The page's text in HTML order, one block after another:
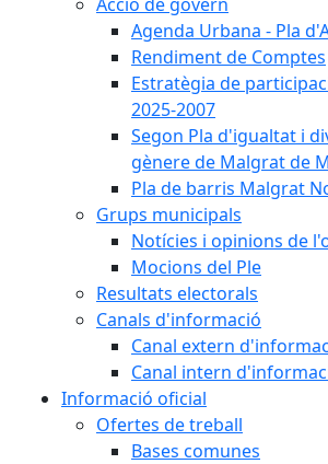
Agenda Urbana - Pla
Rendiment de Comptes
Estratègia de
2025-2007
Segon Pla d'igualtat i
gènere de Malgrat de
Pla de barris Malgrat
Grups municipals
Notícies i opinions de
Mocions del Ple
Resultats electorals
Canals d'informació
Canal extern
Canal intern
Informació oficial
Ofertes de treball
Bases comunes